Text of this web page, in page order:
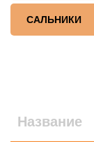
САЛЬНИКИ
Название